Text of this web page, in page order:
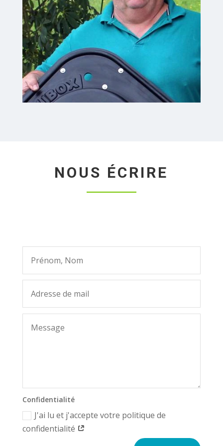
NOUS ÉCRIRE
Confidentialité
J'ai lu et j'accepte votre politique de
confidentialité